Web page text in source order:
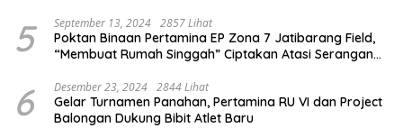
5 September 13, 2024 2857 Lihat
Poktan Binaan Pertamina EP Zona 7 Jatibarang Field,
“Membuat Rumah Singgah” Ciptakan Atasi Serangan
6 Desember 23, 2024 2844 Lihat
Gelar Turnamen Panahan, Pertamina RU VI dan Project
Balongan Dukung Bibit Atlet Baru